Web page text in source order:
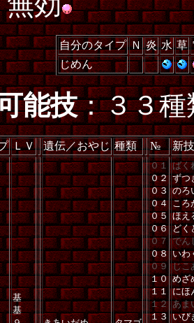
自分のタイプ Ｎ 炎 水 草
じめん
能技：３３種
ＬＶ 遺伝／おやじ 種類 № 新
基
基
０１
０２
０３
０４
０５
０６
０７
０８
０９
１０
１１
１２
１３
ばく
ずつ
のろ
ころ
ほえ
どく
でん
いわ
じこ
めざ
にほ
あま
いび